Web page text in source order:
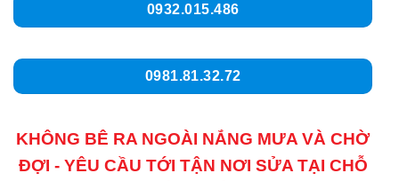
0932.015.486
0981.81.32.72
KHÔNG BÊ RA NGOÀI NẮNG MƯA VÀ CHỜ
ĐỢI - YÊU CẦU TỚI TẬN NƠI SỬA TẠI CHỖ